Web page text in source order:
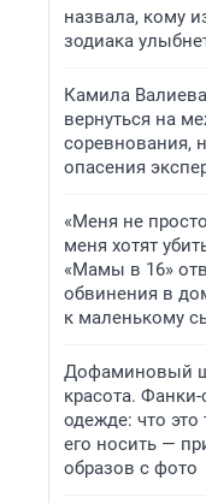
назвала, кому
зодиака
Камила
вернуться на
соревнования,
опасения
«Меня не
меня хотят
«Мамы в 16»
обвинения в
к маленькому
Дофаминовый
красота. Фанки-
одежде: что это
его носить —
образов с фото